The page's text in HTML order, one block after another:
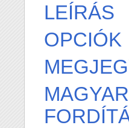
LEÍRÁS
OPCIÓK
MAGYAR